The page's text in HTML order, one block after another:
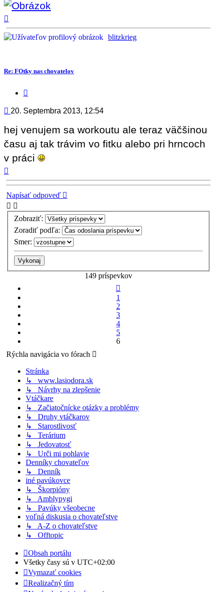
blitzkrieg
Re: FOtky nas chovatelov
Príspevok
20. Septembra 2013, 12:54
hej venujem sa workoutu ale teraz väčšinou
času aj tak trávim vo fitku alebo pri hrncoch
v práci
Napísať odpoveď
Zobraziť:
Zoradiť podľa:
Smer:
149 príspevkov
1
2
3
4
5
6
Rýchla navigácia vo fórach
Stránka
↳ www.lasiodora.sk
↳ Návrhy na zlepšenie
Vtáčkare
↳ Začiatočnícke otázky a problémy
↳ Druhy vtáčkarov
↳ Starostlivosť
↳ Terárium
↳ Jedovatosť
↳ Urči mi pohlavie
Denníky chovateľov
↳ Denník
iné pavúkovce
↳ Škorpióny
↳ Amblypygi
↳ Pavúky všeobecne
voľná diskusia o chovateľstve
↳ A-Z o chovateľstve
↳ Offtopic
Obsah portálu
Všetky časy sú v UTC+02:00
Vymazať cookies
Realizačný tím